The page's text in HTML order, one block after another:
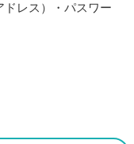
ドレス）・パスワー